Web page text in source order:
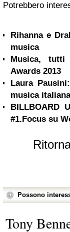
Potrebbero
Rihanna e
musica
Musica,
Awards 2013
Laura
musica
BILLBOARD
#1.Focus su
Possono
Tony